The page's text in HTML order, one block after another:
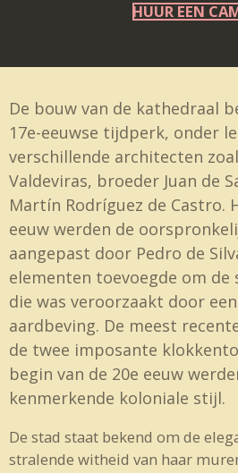
HUUR EEN
De bouw van de kathedraal
17e-eeuwse tijdperk, onder
verschillende architecten
Valdeviras, broeder Juan de
Martín Rodríguez de Castro.
eeuw werden de
aangepast door Pedro de
elementen toevoegde om de
die was veroorzaakt door
aardbeving. De meest
de twee imposante
begin van de 20e eeuw
kenmerkende koloniale stijl.
De stad staat bekend om de
stralende witheid van haar